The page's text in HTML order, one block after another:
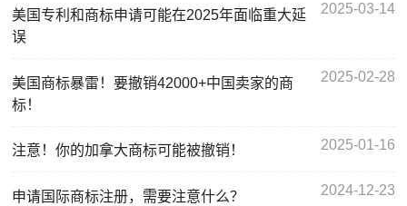
美国专利和商标申请可能在2025年面临重大延
误
2025-03-14
美国商标暴雷！要撤销42000+中国卖家的商
标！
2025-02-28
注意！你的加拿大商标可能被撤销！ 2025-01-16
申请国际商标注册，需要注意什么？ 2024-12-23